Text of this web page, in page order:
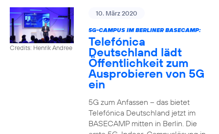
Credits: Henrik Andree
10. März 2020
5G-CAMPUS IM BERLINER BASECAMP:
Telefónica
Deutschland lädt
Öffentlichkeit zum
Ausprobieren von 5G
ein
5G zum Anfassen – das bietet
Telefónica Deutschland jetzt im
BASECAMP mitten in Berlin. Die